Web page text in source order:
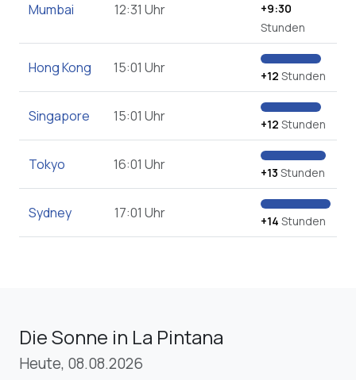
Mumbai 12:31 Uhr
+9:30
Stunden
Hong Kong 15:01 Uhr +12 Stunden
Singapore 15:01 Uhr +12 Stunden
Tokyo 16:01 Uhr +13 Stunden
Sydney 17:01 Uhr +14 Stunden
Die Sonne in La Pintana
Heute, 08.08.2026